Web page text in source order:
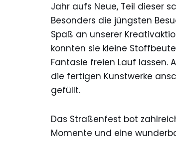
Jahr aufs Neue, Teil dieser
Besonders die jüngsten
Spaß an unserer
konnten sie kleine
Fantasie freien Lauf lassen.
die fertigen Kunstwerke
gefüllt.
Das Straßenfest bot
Momente und eine